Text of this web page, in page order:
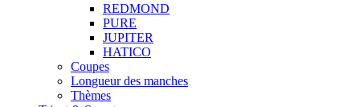
REDMOND
PURE
JUPITER
HATICO
Coupes
Longueur des manches
Thèmes